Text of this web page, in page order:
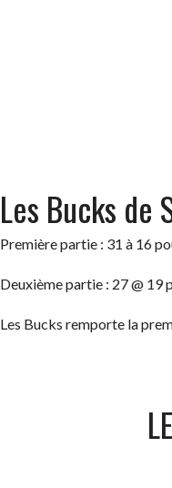
Les Bucks de
Première partie : 31 à 16
Deuxième partie : 27 @ 19
Les Bucks remporte la